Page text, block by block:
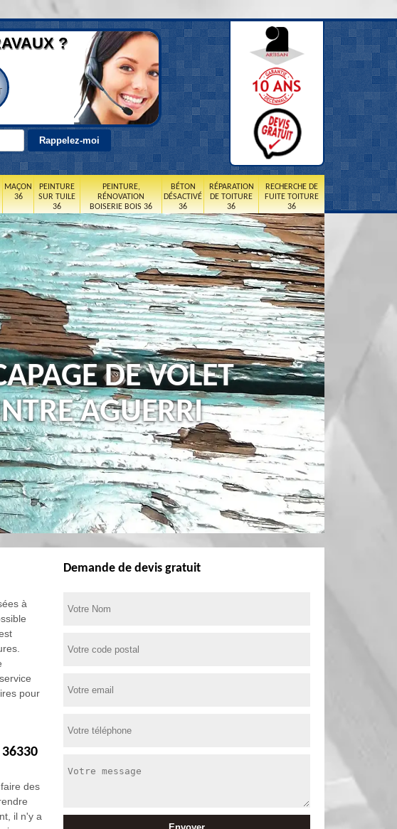
?
MAÇON
36
PEINTURE
SUR TUILE
36
PEINTURE,
RÉNOVATION
BOISERIE BOIS 36
BÉTON
DÉSACTIVÉ
36
RÉPARATION
DE TOITURE
36
RECHERCHE DE
FUITE TOITURE
36
DE VOLET
AGUERRI
à
pour
des
il n'y a
Demande de devis gratuit